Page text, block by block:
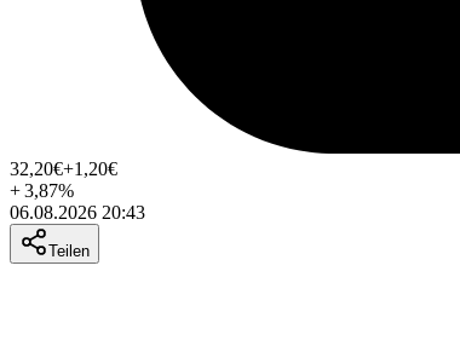
32,20€+1,20€
+3,87%
06.08.2026 20:43
Teilen